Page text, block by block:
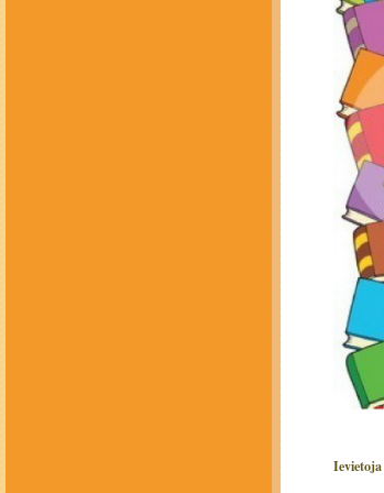
Ievietoja